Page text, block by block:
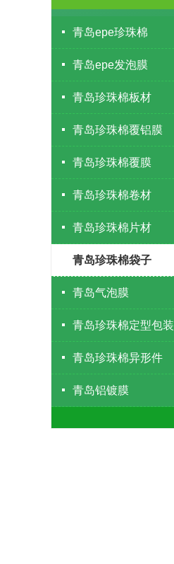
青岛epe珍珠棉
青岛epe发泡膜
青岛珍珠棉板材
青岛珍珠棉覆铝膜
青岛珍珠棉覆膜
青岛珍珠棉卷材
青岛珍珠棉片材
青岛珍珠棉袋子
青岛气泡膜
青岛珍珠棉定型包装
青岛珍珠棉异形件
青岛铝镀膜